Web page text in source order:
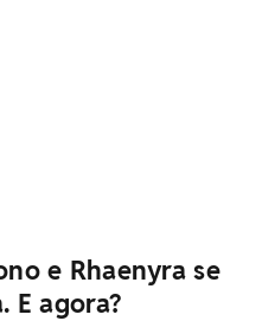
e Rhaenyra se
E agora?